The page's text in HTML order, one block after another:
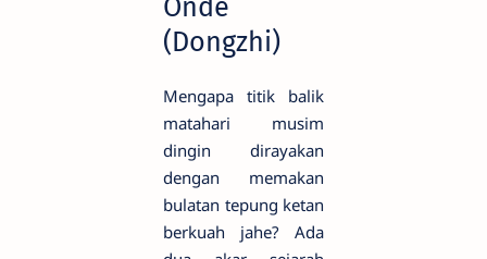
Onde
(Dongzhi)
Mengapa titik balik
matahari musim
dingin dirayakan
dengan memakan
bulatan tepung ketan
berkuah jahe? Ada